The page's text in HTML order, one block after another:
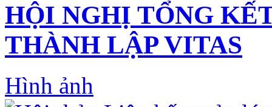
HỘI NGHỊ TỔNG
THÀNH LẬP VITAS
Hình ảnh